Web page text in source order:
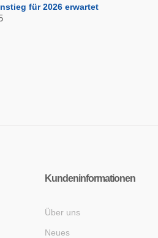
für 2026 erwartet
Kundeninformationen
Über uns
Neues